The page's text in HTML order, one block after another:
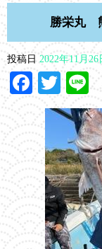
勝栄丸
投稿日 2022年11月26